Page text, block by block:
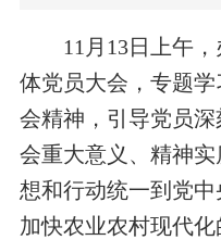
11月13日上午
体党员大会，专题
会精神，引导党员
会重大意义、精神
想和行动统一到党
加快农业农村现代化